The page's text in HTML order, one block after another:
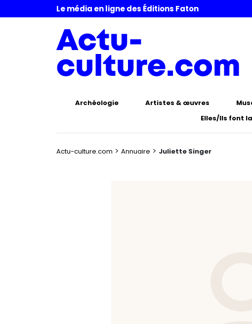
Le média en ligne des Éditions Faton
Archéologie Artistes & œuvres
Elles/Ils font
Actu-culture.com > Annuaire > Juliette Singer